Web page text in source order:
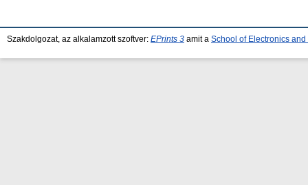
Szakdolgozat, az alkalamzott szoftver: EPrints 3 amit a School of Electronics